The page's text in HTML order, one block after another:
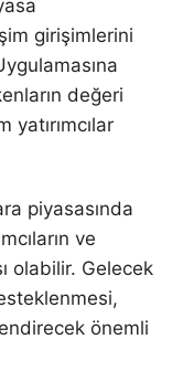
girişimlerini
değeri
piyasasında
ve
olabilir. Gelecek
önemli